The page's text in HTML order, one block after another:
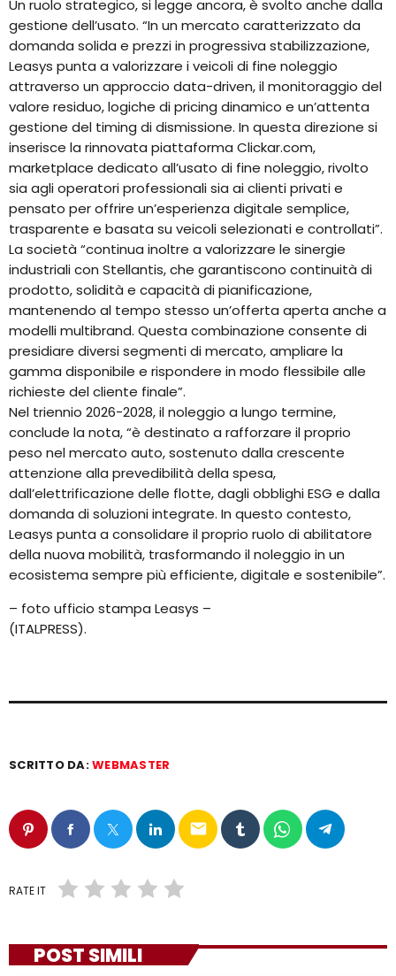
Un ruolo strategico, si legge ancora, è svolto anche dalla
gestione dell’usato. “In un mercato caratterizzato da
domanda solida e prezzi in progressiva stabilizzazione,
Leasys punta a valorizzare i veicoli di fine noleggio
attraverso un approccio data-driven, il monitoraggio del
valore residuo, logiche di pricing dinamico e un’attenta
gestione del timing di dismissione. In questa direzione si
inserisce la rinnovata piattaforma Clickar.com,
marketplace dedicato all’usato di fine noleggio, rivolto
sia agli operatori professionali sia ai clienti privati e
pensato per offrire un’esperienza digitale semplice,
trasparente e basata su veicoli selezionati e controllati”.
La società “continua inoltre a valorizzare le sinergie
industriali con Stellantis, che garantiscono continuità di
prodotto, solidità e capacità di pianificazione,
mantenendo al tempo stesso un’offerta aperta anche a
modelli multibrand. Questa combinazione consente di
presidiare diversi segmenti di mercato, ampliare la
gamma disponibile e rispondere in modo flessibile alle
richieste del cliente finale”.
Nel triennio 2026-2028, il noleggio a lungo termine,
conclude la nota, “è destinato a rafforzare il proprio
peso nel mercato auto, sostenuto dalla crescente
attenzione alla prevedibilità della spesa,
dall’elettrificazione delle flotte, dagli obblighi ESG e dalla
domanda di soluzioni integrate. In questo contesto,
Leasys punta a consolidare il proprio ruolo di abilitatore
della nuova mobilità, trasformando il noleggio in un
ecosistema sempre più efficiente, digitale e sostenibile”.
– foto ufficio stampa Leasys –
(ITALPRESS).
SCRITTO DA:WEBMASTER
email
RATE IT
POST SIMILI